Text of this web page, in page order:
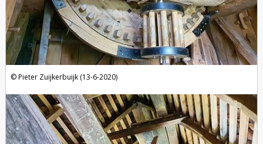
Pieter Zuijkerbuijk (13-6-2020)